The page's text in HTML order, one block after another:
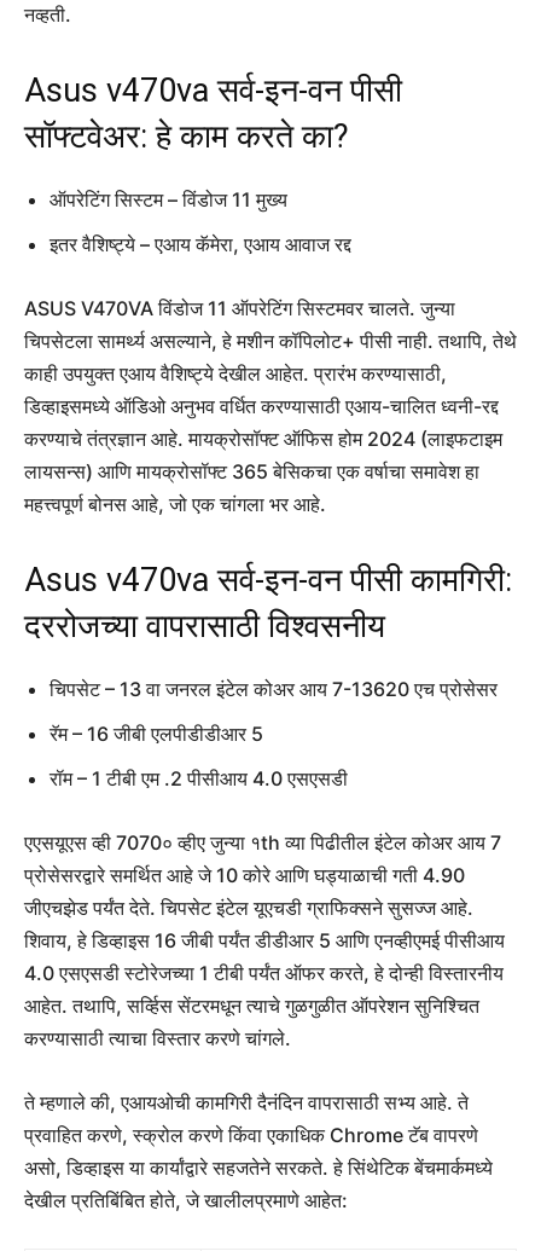
नव्हती.
Asus v470va सर्व-इन-वन पीसी
सॉफ्टवेअर: हे काम करते का?
ऑपरेटिंग सिस्टम – विंडोज 11 मुख्य
इतर वैशिष्ट्ये – एआय कॅमेरा, एआय आवाज रद्द
ASUS V470VA विंडोज 11 ऑपरेटिंग सिस्टमवर चालते. जुन्या
चिपसेटला सामर्थ्य असल्याने, हे मशीन कॉपिलोट+ पीसी नाही. तथापि, तेथे
काही उपयुक्त एआय वैशिष्ट्ये देखील आहेत. प्रारंभ करण्यासाठी,
डिव्हाइसमध्ये ऑडिओ अनुभव वर्धित करण्यासाठी एआय-चालित ध्वनी-रद्द
करण्याचे तंत्रज्ञान आहे. मायक्रोसॉफ्ट ऑफिस होम 2024 (लाइफटाइम
लायसन्स) आणि मायक्रोसॉफ्ट 365 बेसिकचा एक वर्षाचा समावेश हा
महत्त्वपूर्ण बोनस आहे, जो एक चांगला भर आहे.
Asus v470va सर्व-इन-वन पीसी कामगिरी:
दररोजच्या वापरासाठी विश्वसनीय
चिपसेट – 13 वा जनरल इंटेल कोअर आय 7-13620 एच प्रोसेसर
रॅम – 16 जीबी एलपीडीडीआर 5
रॉम – 1 टीबी एम .2 पीसीआय 4.0 एसएसडी
एएसयूएस व्ही 7070० व्हीए जुन्या १th व्या पिढीतील इंटेल कोअर आय 7
प्रोसेसरद्वारे समर्थित आहे जे 10 कोरे आणि घड्याळाची गती 4.90
जीएचझेड पर्यंत देते. चिपसेट इंटेल यूएचडी ग्राफिक्सने सुसज्ज आहे.
शिवाय, हे डिव्हाइस 16 जीबी पर्यंत डीडीआर 5 आणि एनव्हीएमई पीसीआय
4.0 एसएसडी स्टोरेजच्या 1 टीबी पर्यंत ऑफर करते, हे दोन्ही विस्तारनीय
आहेत. तथापि, सर्व्हिस सेंटरमधून त्याचे गुळगुळीत ऑपरेशन सुनिश्चित
करण्यासाठी त्याचा विस्तार करणे चांगले.
ते म्हणाले की, एआयओची कामगिरी दैनंदिन वापरासाठी सभ्य आहे. ते
प्रवाहित करणे, स्क्रोल करणे किंवा एकाधिक Chrome टॅब वापरणे
असो, डिव्हाइस या कार्यांद्वारे सहजतेने सरकते. हे सिंथेटिक बेंचमार्कमध्ये
देखील प्रतिबिंबित होते, जे खालीलप्रमाणे आहेत: